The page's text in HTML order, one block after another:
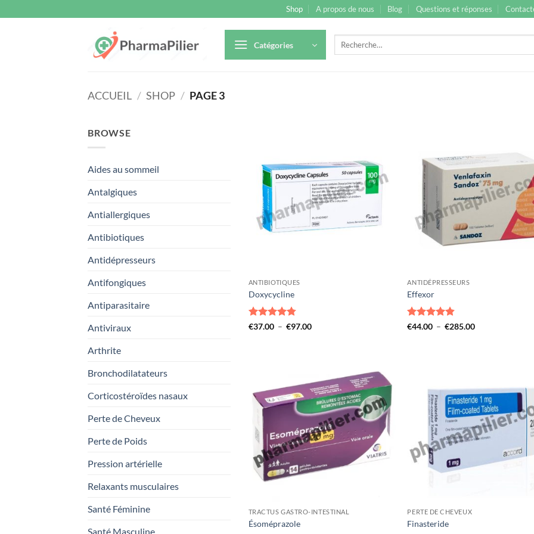
au
Shop A propos de nous Blog Questions et réponses
Catégories
Recherche
ACCUEIL / SHOP / PAGE 3
BROWSE
Aides au sommeil
Antalgiques
Antiallergiques
Antibiotiques
Antidépresseurs
Antifongiques
Antiparasitaire
Antiviraux
Arthrite
Bronchodilatateurs
Corticostéroïdes nasaux
Perte de Cheveux
Perte de Poids
Pression artérielle
Relaxants musculaires
Santé Féminine
Santé Masculine
ANTIBIOTIQUES
Doxycycline
Note4.79
€37.00 – €97.00Plage
ANTIDÉPRESSEURS
Effexor
Note4.76
€44.00 – €285.00Plage
TRACTUS GASTRO-INTESTINAL
Ésoméprazole
PERTE DE CHEVEUX
Finasteride